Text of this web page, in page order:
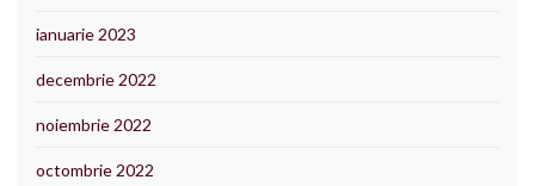
ianuarie 2023
decembrie 2022
noiembrie 2022
octombrie 2022